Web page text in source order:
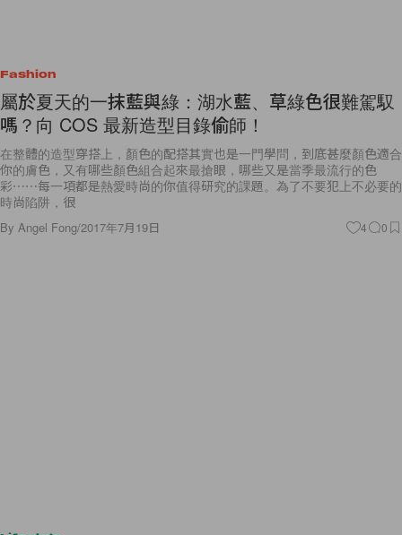
Fashion
屬於夏天的一抹藍與綠：湖水藍、草綠色很難駕馭
嗎？向 COS 最新造型目錄偷師！
在整體的造型穿搭上，顏色的配搭其實也是一門學問，到底甚麼顏色適合
你的膚色，又有哪些顏色組合起來最搶眼，哪些又是當季最流行的色
彩⋯⋯每一項都是熱愛時尚的你值得研究的課題。為了不要犯上不必要的
時尚陷阱，很
By Angel Fong/2017年7月19日 4 0